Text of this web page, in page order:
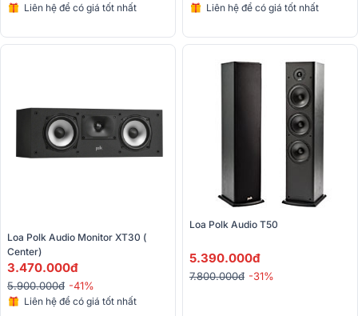
Liên hệ để có giá tốt nhất Liên hệ để có giá tốt nhất
Loa Polk Audio Monitor XT30 (
Center)
3.470.000đ
5.900.000đ -41%
Liên hệ để có giá tốt nhất
Loa Polk Audio T50
5.390.000đ
7.800.000đ -31%